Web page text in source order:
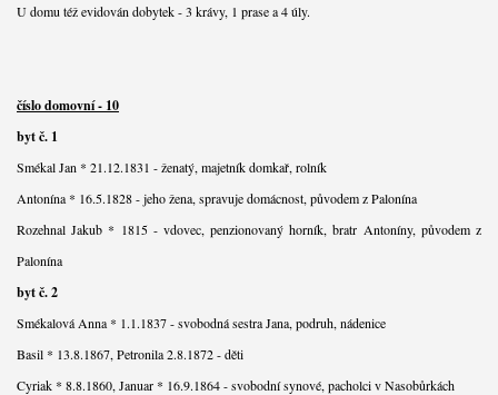
U domu též evidován dobytek - 3 krávy, 1 prase a 4 úly.
číslo domovní - 10
byt č. 1
Smékal Jan * 21.12.1831 - ženatý, majetník domkař, rolník
Antonína * 16.5.1828 - jeho žena, spravuje domácnost, původem z Palonína
Rozehnal Jakub * 1815 - vdovec, penzionovaný horník, bratr Antoníny, původem z
Palonína
byt č. 2
Smékalová Anna * 1.1.1837 - svobodná sestra Jana, podruh, nádenice
Basil * 13.8.1867, Petronila 2.8.1872 - děti
Cyriak * 8.8.1860, Januar * 16.9.1864 - svobodní synové, pacholci v Nasobůrkách